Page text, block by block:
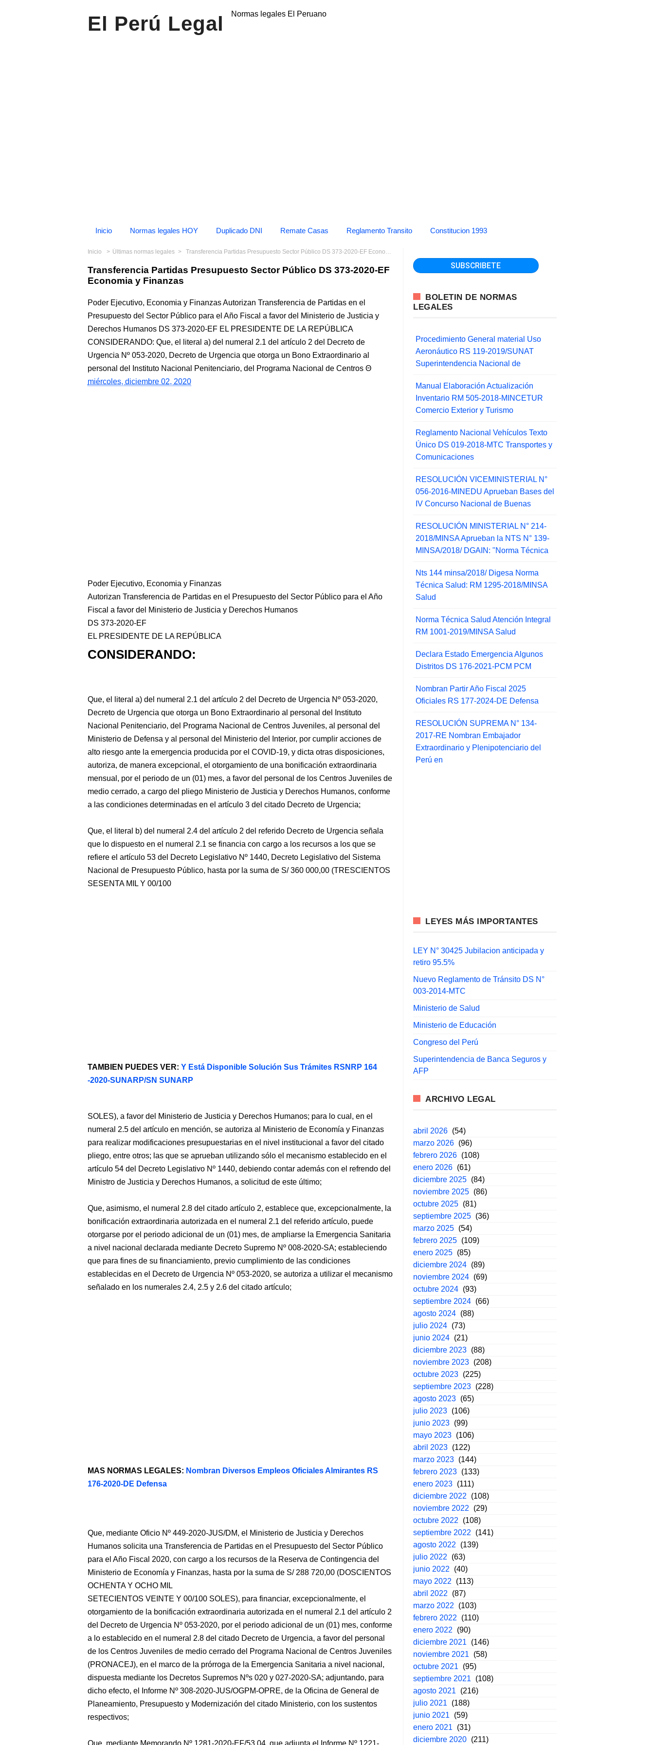
El Perú Legal Normas legales El Peruano
Inicio Normas legales HOY Duplicado DNI Remate Casas Reglamento Transito Constitucion 1993
Inicio Últimas normas legales Transferencia Partidas Presupuesto Sector Público DS 373-2020-EF Economia y Finanzas
Transferencia Partidas Presupuesto Sector Público DS 373-2020-EF
Economia y Finanzas
Poder Ejecutivo, Economia y Finanzas Autorizan Transferencia de Partidas en el
Presupuesto del Sector Público para el Año Fiscal a favor del Ministerio de Justicia y
Derechos Humanos DS 373-2020-EF EL PRESIDENTE DE LA REPÚBLICA
CONSIDERANDO: Que, el literal a) del numeral 2.1 del artículo 2 del Decreto de
Urgencia Nº 053-2020, Decreto de Urgencia que otorga un Bono Extraordinario al
personal del Instituto Nacional Penitenciario, del Programa Nacional de Centros
miércoles, diciembre 02, 2020
Poder Ejecutivo, Economia y Finanzas
Autorizan Transferencia de Partidas en el Presupuesto del Sector Público para el Año
Fiscal a favor del Ministerio de Justicia y Derechos Humanos
DS 373-2020-EF
EL PRESIDENTE DE LA REPÚBLICA
CONSIDERANDO:
Que, el literal a) del numeral 2.1 del artículo 2 del Decreto de Urgencia Nº 053-2020,
Decreto de Urgencia que otorga un Bono Extraordinario al personal del Instituto
Nacional Penitenciario, del Programa Nacional de Centros Juveniles, al personal del
Ministerio de Defensa y al personal del Ministerio del Interior, por cumplir acciones de
alto riesgo ante la emergencia producida por el COVID-19, y dicta otras disposiciones,
autoriza, de manera excepcional, el otorgamiento de una bonificación extraordinaria
mensual, por el periodo de un (01) mes, a favor del personal de los Centros Juveniles de
medio cerrado, a cargo del pliego Ministerio de Justicia y Derechos Humanos, conforme
a las condiciones determinadas en el artículo 3 del citado Decreto de Urgencia;
Que, el literal b) del numeral 2.4 del artículo 2 del referido Decreto de Urgencia señala
que lo dispuesto en el numeral 2.1 se financia con cargo a los recursos a los que se
refiere el artículo 53 del Decreto Legislativo Nº 1440, Decreto Legislativo del Sistema
Nacional de Presupuesto Público, hasta por la suma de S/ 360 000,00 (TRESCIENTOS
SESENTA MIL Y 00/100
TAMBIEN PUEDES VER: Y Está Disponible Solución Sus Trámites RSNRP 164
-2020-SUNARP/SN SUNARP
SOLES), a favor del Ministerio de Justicia y Derechos Humanos; para lo cual, en el
numeral 2.5 del artículo en mención, se autoriza al Ministerio de Economía y Finanzas
para realizar modificaciones presupuestarias en el nivel institucional a favor del citado
pliego, entre otros; las que se aprueban utilizando sólo el mecanismo establecido en el
artículo 54 del Decreto Legislativo Nº 1440, debiendo contar además con el refrendo del
Ministro de Justicia y Derechos Humanos, a solicitud de este último;
Que, asimismo, el numeral 2.8 del citado artículo 2, establece que, excepcionalmente, la
bonificación extraordinaria autorizada en el numeral 2.1 del referido artículo, puede
otorgarse por el periodo adicional de un (01) mes, de ampliarse la Emergencia Sanitaria
a nivel nacional declarada mediante Decreto Supremo Nº 008-2020-SA; estableciendo
que para fines de su financiamiento, previo cumplimiento de las condiciones
establecidas en el Decreto de Urgencia Nº 053-2020, se autoriza a utilizar el mecanismo
señalado en los numerales 2.4, 2.5 y 2.6 del citado artículo;
MAS NORMAS LEGALES: Nombran Diversos Empleos Oficiales Almirantes RS
176-2020-DE Defensa
Que, mediante Oficio Nº 449-2020-JUS/DM, el Ministerio de Justicia y Derechos
Humanos solicita una Transferencia de Partidas en el Presupuesto del Sector Público
para el Año Fiscal 2020, con cargo a los recursos de la Reserva de Contingencia del
Ministerio de Economía y Finanzas, hasta por la suma de S/ 288 720,00 (DOSCIENTOS
OCHENTA Y OCHO MIL
SETECIENTOS VEINTE Y 00/100 SOLES), para financiar, excepcionalmente, el
otorgamiento de la bonificación extraordinaria autorizada en el numeral 2.1 del artículo 2
del Decreto de Urgencia Nº 053-2020, por el periodo adicional de un (01) mes, conforme
a lo establecido en el numeral 2.8 del citado Decreto de Urgencia, a favor del personal
de los Centros Juveniles de medio cerrado del Programa Nacional de Centros Juveniles
(PRONACEJ), en el marco de la prórroga de la Emergencia Sanitaria a nivel nacional,
dispuesta mediante los Decretos Supremos Nºs 020 y 027-2020-SA; adjuntando, para
dicho efecto, el Informe Nº 308-2020-JUS/OGPM-OPRE, de la Oficina de General de
Planeamiento, Presupuesto y Modernización del citado Ministerio, con los sustentos
respectivos;
Que, mediante Memorando Nº 1281-2020-EF/53.04, que adjunta el Informe Nº 1221-
BOLETIN DE NORMAS
LEGALES
Procedimiento General material Uso
Aeronáutico RS 119-2019/SUNAT
Superintendencia Nacional de
Manual Elaboración Actualización
Inventario RM 505-2018-MINCETUR
Comercio Exterior y Turismo
Reglamento Nacional Vehículos Texto
Único DS 019-2018-MTC Transportes y
Comunicaciones
RESOLUCIÓN VICEMINISTERIAL N°
056-2016-MINEDU Aprueban Bases del
IV Concurso Nacional de Buenas
RESOLUCIÓN MINISTERIAL N° 214-
2018/MINSA Aprueban la NTS N° 139-
MINSA/2018/ DGAIN: "Norma Técnica
Nts 144 minsa/2018/ Digesa Norma
Técnica Salud: RM 1295-2018/MINSA
Salud
Norma Técnica Salud Atención Integral
RM 1001-2019/MINSA Salud
Declara Estado Emergencia Algunos
Distritos DS 176-2021-PCM PCM
Nombran Partir Año Fiscal 2025
Oficiales RS 177-2024-DE Defensa
RESOLUCIÓN SUPREMA N° 134-
2017-RE Nombran Embajador
Extraordinario y Plenipotenciario del
Perú en
LEYES MÁS IMPORTANTES
LEY N° 30425 Jubilacion anticipada y
retiro 95.5%
Nuevo Reglamento de Tránsito DS N°
003-2014-MTC
Ministerio de Salud
Ministerio de Educación
Congreso del Perú
Superintendencia de Banca Seguros y
AFP
ARCHIVO LEGAL
abril 2026 (54)
marzo 2026 (96)
febrero 2026 (108)
enero 2026 (61)
diciembre 2025 (84)
noviembre 2025 (86)
octubre 2025 (81)
septiembre 2025 (36)
marzo 2025 (54)
febrero 2025 (109)
enero 2025 (85)
diciembre 2024 (89)
noviembre 2024 (69)
octubre 2024 (93)
septiembre 2024 (66)
agosto 2024 (88)
julio 2024 (73)
junio 2024 (21)
diciembre 2023 (88)
noviembre 2023 (208)
octubre 2023 (225)
septiembre 2023 (228)
agosto 2023 (65)
julio 2023 (106)
junio 2023 (99)
mayo 2023 (106)
abril 2023 (122)
marzo 2023 (144)
febrero 2023 (133)
enero 2023 (111)
diciembre 2022
(108)
noviembre 2022
(29)
octubre 2022
(108)
septiembre 2022
(141)
agosto 2022
(139)
julio 2022
(63)
junio 2022
(40)
mayo 2022
(113)
abril 2022
(87)
marzo 2022
(103)
febrero 2022
(110)
enero 2022
(90)
diciembre 2021
(146)
noviembre 2021
(58)
octubre 2021
(95)
septiembre 2021
(108)
agosto 2021
(216)
julio 2021
(188)
junio 2021
(59)
enero 2021
(31)
diciembre 2020 (211)